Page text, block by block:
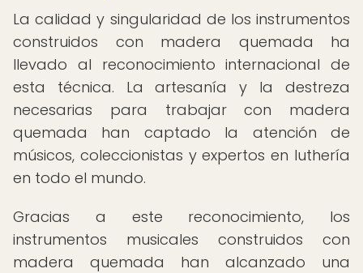
La calidad y singularidad de los instrumentos
construidos con madera quemada ha
llevado al reconocimiento internacional de
esta técnica. La artesanía y la destreza
necesarias para trabajar con madera
quemada han captado la atención de
músicos, coleccionistas y expertos en luthería
en todo el mundo.
Gracias a este reconocimiento, los
instrumentos musicales construidos con
madera quemada han alcanzado una